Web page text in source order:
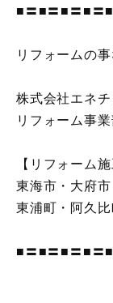
■〓■〓■〓■〓
リフォームの
株式会社エネチ
リフォーム事
【リフォーム
東海市・大府
東浦町・阿久
■〓■〓■〓■〓